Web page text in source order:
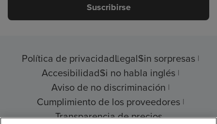
Suscribirse
Política de privacidadLegalSin sorpresas
AccesibilidadSi no habla inglés
Aviso de no discriminación
Cumplimiento de los proveedores
Transparencia de precios